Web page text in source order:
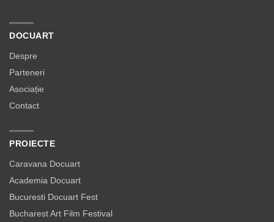
DOCUART
Despre
Parteneri
Asociație
Contact
PROIECTE
Caravana Docuart
Academia Docuart
Bucuresti Docuart Fest
Bucharest Art Film Festival